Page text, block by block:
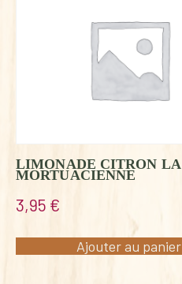
LIMONADE CITRON LA
MORTUACIENNE
3,95 €
Ajouter au panier